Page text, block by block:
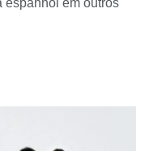
espanhol em outros